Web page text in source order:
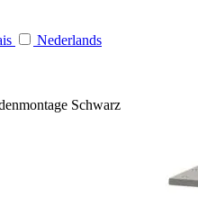
Nederlands
Schwarz